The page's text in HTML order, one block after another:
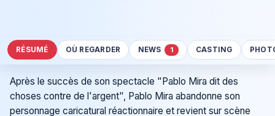
RÉSUMÉ OÙ REGARDER NEWS 1 CASTING
Après le succès de son spectacle "Pablo Mira dit des
choses contre de l'argent", Pablo Mira abandonne son
personnage caricatural réactionnaire et revient sur scène